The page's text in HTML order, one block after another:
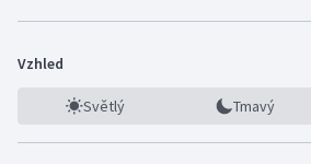
Vzhled
Světlý Tmavý